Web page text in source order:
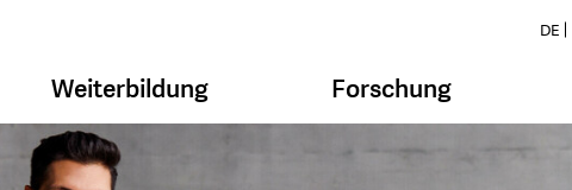
DE
Weiterbildung Forschung